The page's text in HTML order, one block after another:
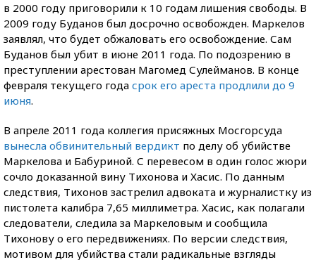
в 2000 году приговорили к 10 годам лишения свободы. В
2009 году Буданов был досрочно освобожден. Маркелов
заявлял, что будет обжаловать его освобождение. Сам
Буданов был убит в июне 2011 года. По подозрению в
преступлении арестован Магомед Сулейманов. В конце
февраля текущего года срок его ареста продлили до 9
июня.
В апреле 2011 года коллегия присяжных Мосгорсуда
вынесла обвинительный вердикт по делу об убийстве
Маркелова и Бабуриной. С перевесом в один голос жюри
сочло доказанной вину Тихонова и Хасис. По данным
следствия, Тихонов застрелил адвоката и журналистку из
пистолета калибра 7,65 миллиметра. Хасис, как полагали
следователи, следила за Маркеловым и сообщила
Тихонову о его передвижениях. По версии следствия,
мотивом для убийства стали радикальные взгляды